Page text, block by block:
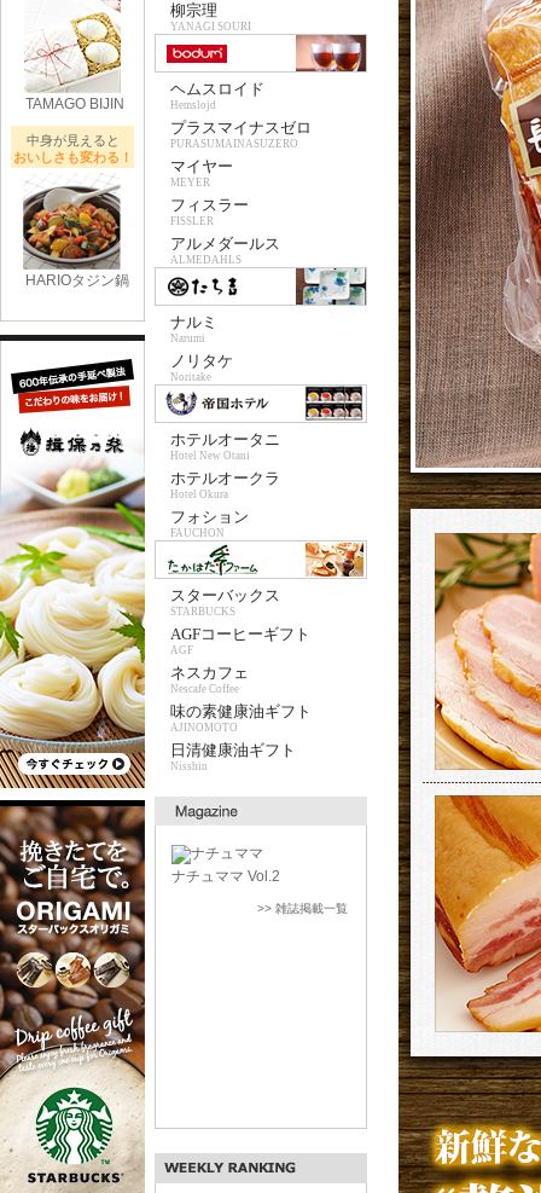
TAMAGO BIJIN
中身が見えると
おいしさも変わる！
HARIOタジン鍋
柳宗理
YANAGI SOURI
ヘムスロイド
Hemslojd
プラスマイナスゼロ
PURASUMAINASUZERO
マイヤー
MEYER
フィスラー
FISSLER
アルメダールス
ALMEDAHLS
ナルミ
Narumi
ノリタケ
Noritake
ホテルオータニ
Hotel New Otani
ホテルオークラ
Hotel Okura
フォション
FAUCHON
スターバックス
STARBUCKS
AGFコーヒーギフト
AGF
ネスカフェ
Nescafe Coffee
味の素健康油ギフト
AJINOMOTO
日清健康油ギフト
Nisshin
ナチュママ Vol.2
>> 雑誌掲載一覧